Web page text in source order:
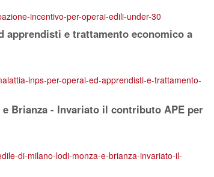
incentivo-per-operai-edili-under-30
apprendisti e trattamento economico a
inps-per-operai-ed-apprendisti-e-trattamento-
Brianza - Invariato il contributo APE per
di-milano-lodi-monza-e-brianza-invariato-il-